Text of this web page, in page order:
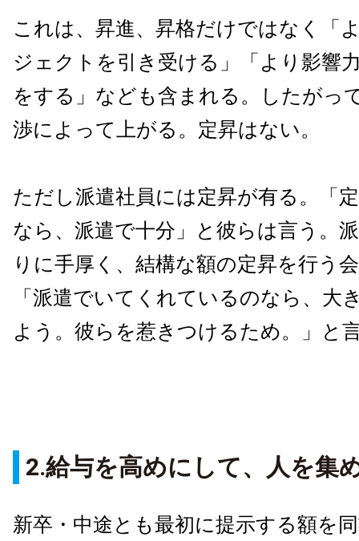
これは、昇進、昇格だけではなく「
ジェクトを引き受ける」「より影響
をする」なども含まれる。したがっ
渉によって上がる。定昇はない。
ただし派遣社員には定昇が有る。「
なら、派遣で十分」と彼らは言う。
りに手厚く、結構な額の定昇を行う
「派遣でいてくれているのなら、大
よう。彼らを惹きつけるため。」と
2.給与を高めにして、人を集
新卒・中途とも最初に提示する額を